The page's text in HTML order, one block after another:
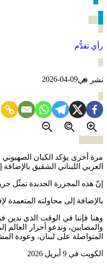
مجزرة لبنان
رأي تقدُّم
نشر في2026-04-09
مرة أخرى يؤكد الكيان الصهيوني
العربي اللبناني الشقيق
إنّ هذه المجزرة الجديدة تمثّل
بالإضافة إلى محاولته المتعمدة
وهنا فإننا في الوقت الذي ندين
والمصابين، وندعو أحرار
المتواصلة على لبنان، وعودة
الكويت في 9 أبريل 2026